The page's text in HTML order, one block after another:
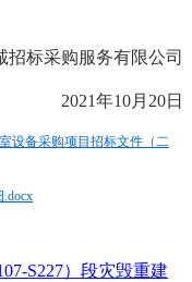
招标采购服务有限公司
2021年10月20日
设备采购项目招标文件（二
S227）段灾毁重建